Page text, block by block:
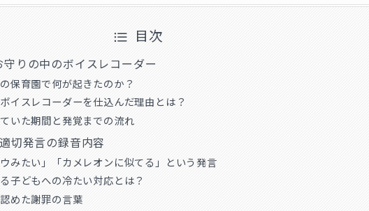
目次
りの中のボイスレコーダー
保育園で何が起きたのか？
イスレコーダーを仕込んだ理由とは？
いた期間と発覚までの流れ
切発言の録音内容
みたい」「カメレオンに似てる」という発言
子どもへの冷たい対応とは？
めた謝罪の言葉